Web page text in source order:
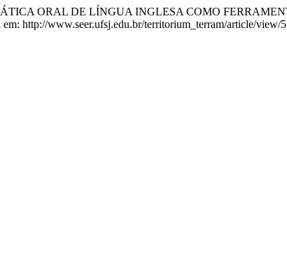
ORAL DE LÍNGUA INGLESA COMO
http://www.seer.ufsj.edu.br/territorium_terram/article/view/